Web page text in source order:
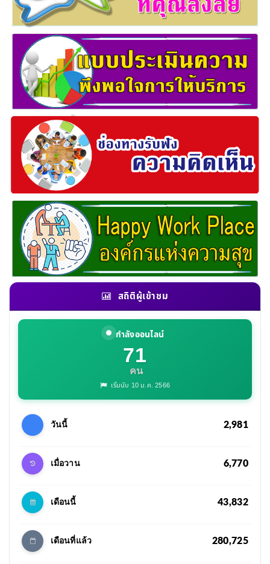
สถิติผู้เข้าชม
กำลังออนไลน์
71
คน
เริ่มนับ 10 ม.ค. 2566
วันนี้ 2,981
เมื่อวาน 6,770
เดือนนี้ 43,832
เดือนที่แล้ว 280,725